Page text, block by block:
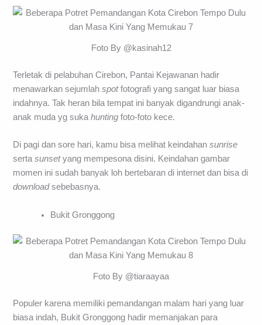
Foto By @kasinah12
Terletak di pelabuhan Cirebon, Pantai Kejawanan hadir
menawarkan sejumlahspotfotografi yang sangat luar biasa
indahnya. Tak heran bila tempat ini banyak digandrungi anak-
anak muda yg sukahunting foto-foto kece.
Di pagi dan sore hari, kamu bisa melihat keindahansunrise
sertasunsetyang mempesona disini. Keindahan gambar
momen ini sudah banyak loh bertebaran di internet dan bisa di
downloadsebebasnya.
Bukit Gronggong
Foto By @tiaraayaa
Populer karena memiliki pemandangan malam hari yang luar
biasa indah, Bukit Gronggong hadir memanjakan para